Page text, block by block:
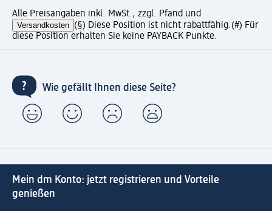
Alle Preisangaben inkl. MwSt., zzgl. Pfand und
Versandkosten (§) Diese Position ist nicht rabattfähig.(#) Für
diese Position erhalten Sie keine PAYBACK Punkte.
Wie gefällt Ihnen diese Seite?
Mein dm Konto: jetzt registrieren und Vorteile
genießen